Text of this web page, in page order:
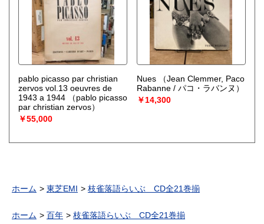
pablo picasso par christian
zervos vol.13 oeuvres de
1943 a 1944
（pablo picasso
par christian zervos）
￥55,000
Nues
（Jean Clemmer, Paco
Rabanne / パコ・ラバンヌ）
￥14,300
ホーム 東芝EMI 枝雀落語らいぶ CD全21巻揃
ホーム 百年 枝雀落語らいぶ CD全21巻揃